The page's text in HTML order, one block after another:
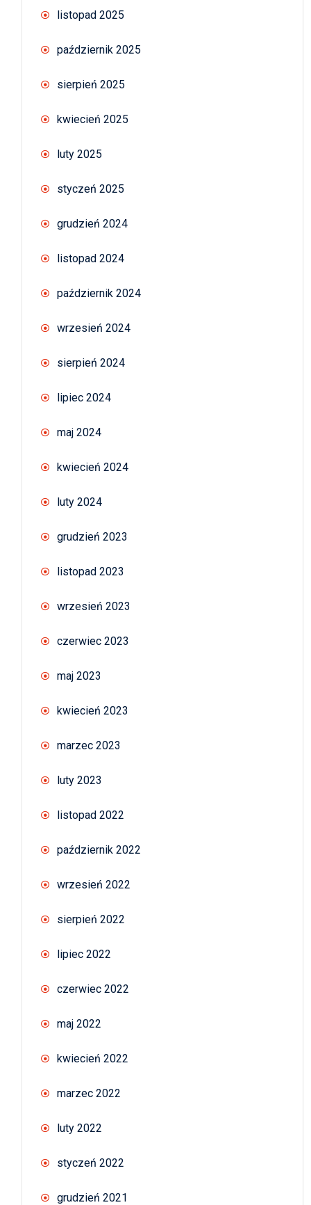
listopad 2025
październik 2025
sierpień 2025
kwiecień 2025
luty 2025
styczeń 2025
grudzień 2024
listopad 2024
październik 2024
wrzesień 2024
sierpień 2024
lipiec 2024
maj 2024
kwiecień 2024
luty 2024
grudzień 2023
listopad 2023
wrzesień 2023
czerwiec 2023
maj 2023
kwiecień 2023
marzec 2023
luty 2023
listopad 2022
październik 2022
wrzesień 2022
sierpień 2022
lipiec 2022
czerwiec 2022
maj 2022
kwiecień 2022
marzec 2022
luty 2022
styczeń 2022
grudzień 2021